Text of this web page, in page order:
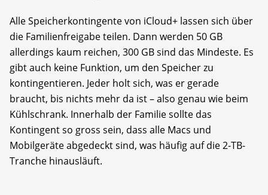
Alle Speicherkontingente von iCloud+ lassen sich über
die Familienfreigabe teilen. Dann werden 50 GB
allerdings kaum reichen, 300 GB sind das Mindeste. Es
gibt auch keine Funktion, um den Speicher zu
kontingentieren. Jeder holt sich, was er gerade
braucht, bis nichts mehr da ist – also genau wie beim
Kühlschrank. Innerhalb der Familie sollte das
Kontingent so gross sein, dass alle Macs und
Mobilgeräte abgedeckt sind, was häufig auf die 2-TB-
Tranche hinausläuft.